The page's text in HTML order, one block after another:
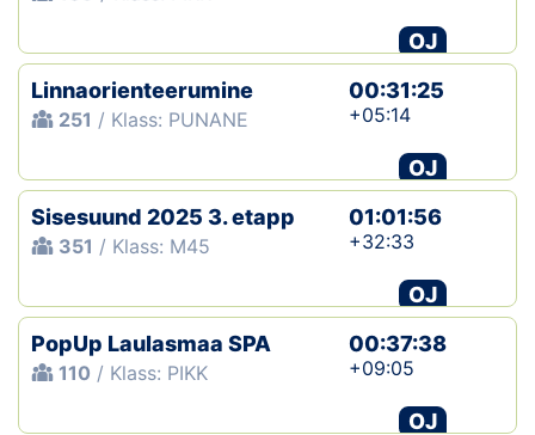
OJ
Linnaorienteerumine
251 / Klass: PUNANE
00:31:25
+05:14
OJ
Sisesuund 2025 3. etapp
351 / Klass: M45
01:01:56
+32:33
OJ
PopUp Laulasmaa SPA
110 / Klass: PIKK
00:37:38
+09:05
OJ